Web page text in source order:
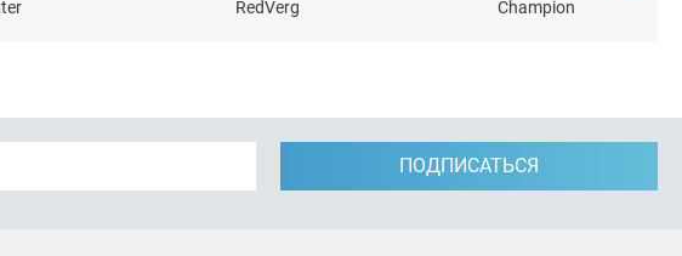
RedVerg Champion
ПОДПИСАТЬСЯ